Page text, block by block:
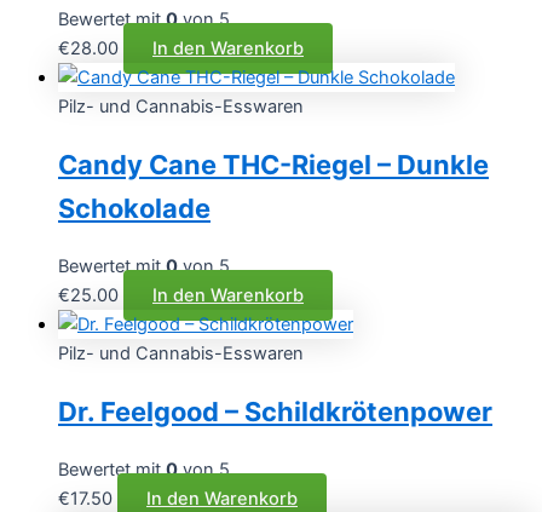
Bewertet mit0von 5
€28.00 In den Warenkorb
Pilz- und Cannabis-Esswaren
Candy Cane THC-Riegel – Dunkle
Schokolade
Bewertet mit0von 5
€25.00 In den Warenkorb
Pilz- und Cannabis-Esswaren
Dr. Feelgood – Schildkrötenpower
Bewertet mit0von 5
€17.50 In den Warenkorb